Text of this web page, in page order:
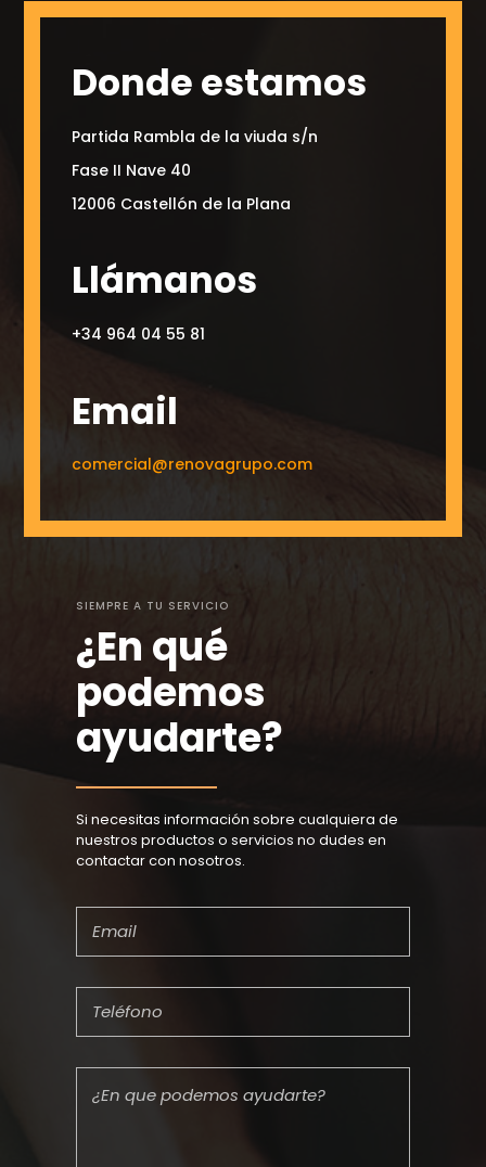
SIEMPRE A TU SERVICIO
¿En qué
podemos
ayudarte?
Si necesitas información sobre cualquiera de
nuestros productos o servicios no dudes en
contactar con nosotros.
Donde estamos
Partida Rambla de la viuda s/n
Fase II Nave 40
12006 Castellón de la Plana
Llámanos
+34 964 04 55 81
Email
comercial@renovagrupo.com